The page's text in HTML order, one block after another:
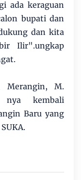
ada keraguan
bupati dan
dan kita
Ilir".ungkap
Merangin, M.
nya kembali
Baru yang